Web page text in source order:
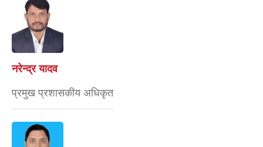
नरेन्द्र यादव
प्रमुख प्रशासकीय अधिकृत